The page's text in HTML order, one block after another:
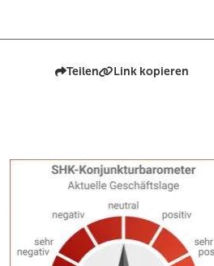
Teilen Link kopieren